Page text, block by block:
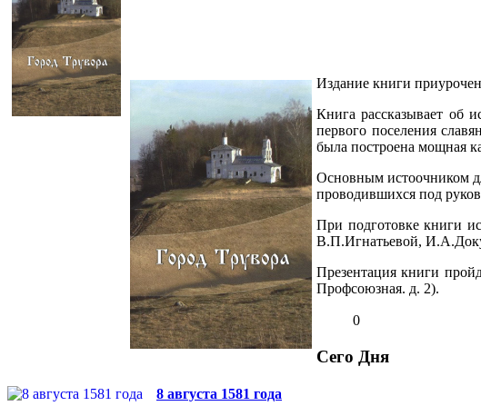
Издание книги
Книга рассказывает об
первого поселения
была построена мощная
Основным истоочником
проводившихся под
При подготовке книги
В.П.Игнатьевой,
Презентация книги
Профсоюзная. д. 2).
0
Сего Дня
8 августа 1581 года